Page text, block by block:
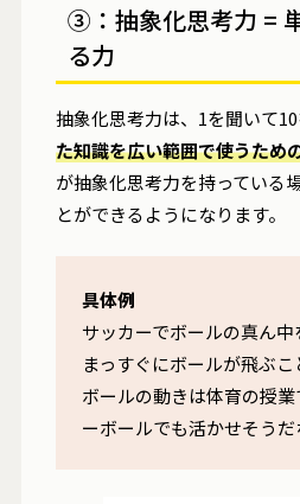
③：抽象化思考力 =
る力
抽象化思考力は、1を聞いて10
た知識を広い範囲で使うため
が抽象化思考力を持っている
とができるようになります。
具体例
サッカーでボールの真ん中
まっすぐにボールが飛ぶ
ボールの動きは体育の授
ーボールでも活かせそうだ